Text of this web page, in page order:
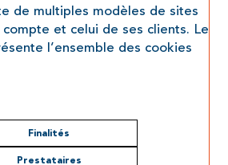
de multiples modèles de sites
et celui de ses clients. Le
l’ensemble des cookies
Finalités
Prestataires